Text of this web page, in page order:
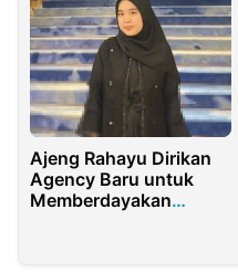
Ajeng Rahayu Dirikan
Agency Baru untuk
Memberdayakan